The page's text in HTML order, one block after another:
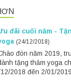
đãi cuối năm -
(24/12/2018)
đón năm 2019,
tặng thảm yoga
2018 đến 2/01/2019